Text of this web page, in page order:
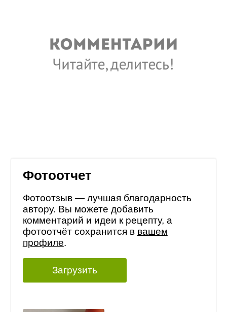
Фотоотчет
Фотоотзыв — лучшая благодарность
автору. Вы можете добавить
комментарий и идеи к рецепту, а
фотоотчёт сохранится в вашем
профиле.
Загрузить